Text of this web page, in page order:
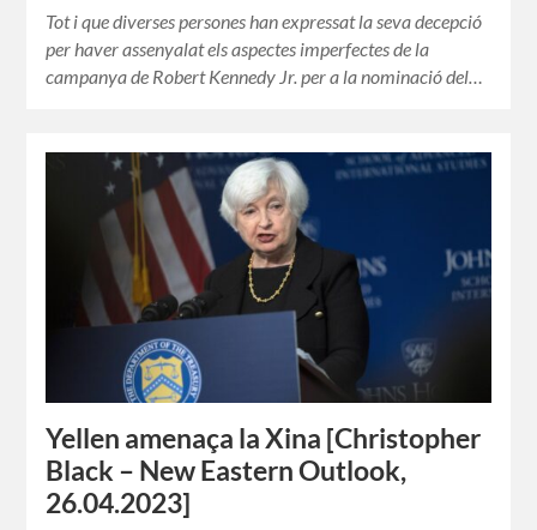
Tot i que diverses persones han expressat la seva decepció
per haver assenyalat els aspectes imperfectes de la
campanya de Robert Kennedy Jr. per a la nominació del…
Yellen amenaça la Xina [Christopher
Black – New Eastern Outlook,
26.04.2023]